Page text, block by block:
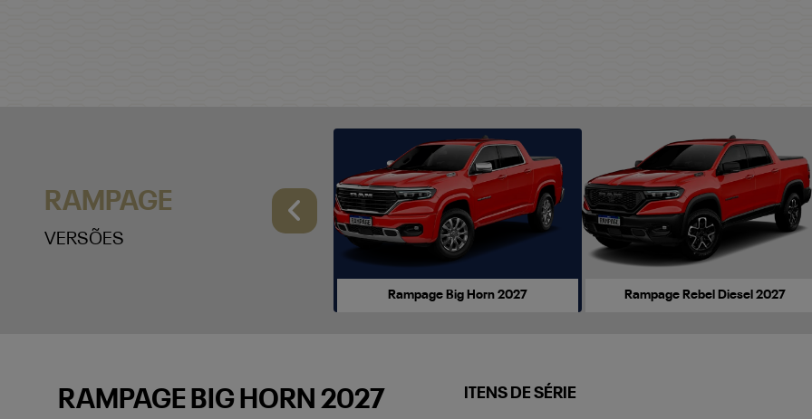
RAMPAGE
VERSÕES
Rampage Big Horn 2027 Rampage Rebel Diesel 2027
Anterior
RAMPAGE BIG HORN 2027 ITENS DE SÉRIE